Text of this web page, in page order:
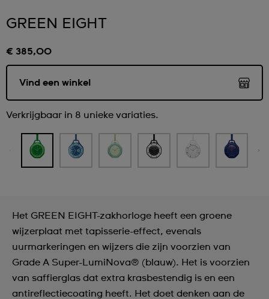
GREEN EIGHT
€ 385,00
Vind een winkel
Verkrijgbaar in 8 unieke variaties.
Het GREEN EIGHT-zakhorloge heeft een groene
wijzerplaat met tapisserie-effect, evenals
uurmarkeringen en wijzers die zijn voorzien van
Grade A Super-LumiNova® (blauw). Het is voorzien
van saffierglas dat extra krasbestendig is en een
antireflectiecoating heeft. Het doet denken aan de